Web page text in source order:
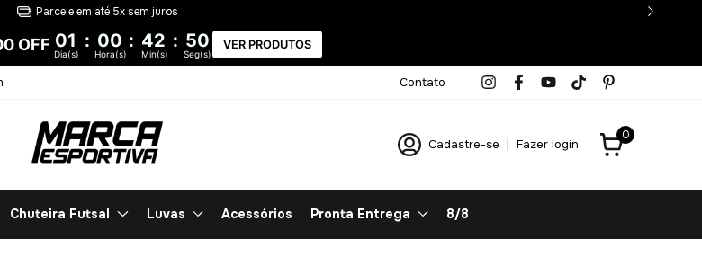
Entrega 100% garantida
OFF 01 : 00 : 42 : 49
Dia(s) Hora(s) Min(s) Seg(s)
VER PRODUTOS
Contato
Cadastre-se | Fazer login
0
Chuteira Futsal Luvas Acessórios Pronta Entrega 8/8